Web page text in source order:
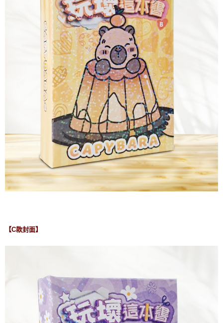
【C款封面】